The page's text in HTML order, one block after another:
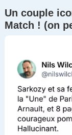
Un couple
Match ! (on